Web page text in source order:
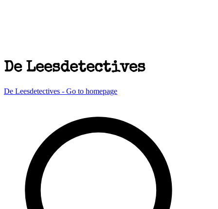
De Leesdetectives
De Leesdetectives - Go to homepage